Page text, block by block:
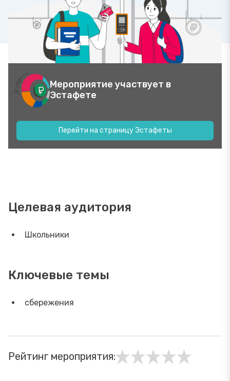
Мероприятие участвует в
Эстафете
Перейти на страницу Эстафеты
Целевая аудитория
Школьники
Ключевые темы
сбережения
Рейтинг мероприятия: